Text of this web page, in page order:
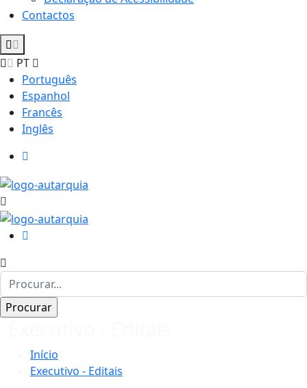
Contactos
PT
Português
Espanhol
Francês
Inglês
Início
Executivo - Editais